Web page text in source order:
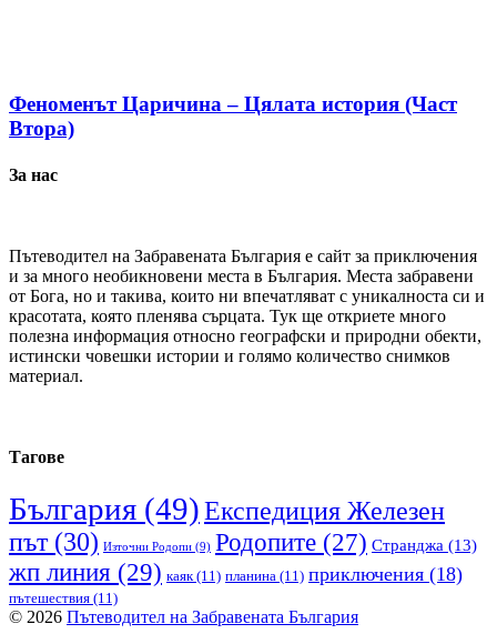
Феноменът Царичина – Цялата история (Част
Втора)
За нас
Пътеводител на Забравената България е сайт за приключения
и за много необикновени места в България. Места забравени
от Бога, но и такива, които ни впечатляват с уникалноста си и
красотата, която пленява сърцата. Тук ще откриете много
полезна информация относно географски и природни обекти,
истински човешки истории и голямо количество снимков
материал.
Тагове
България (49)Експедиция Железен
път(30) Източни Родопи (9) Родопите (27) Странджа (13)
жп линия (29) каяк(11) планина (11) приключения (18)
пътешествия (11)
© 2026 Пътеводител на Забравената България